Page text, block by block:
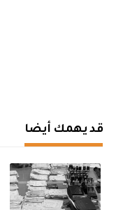
قد يهمك أيضا